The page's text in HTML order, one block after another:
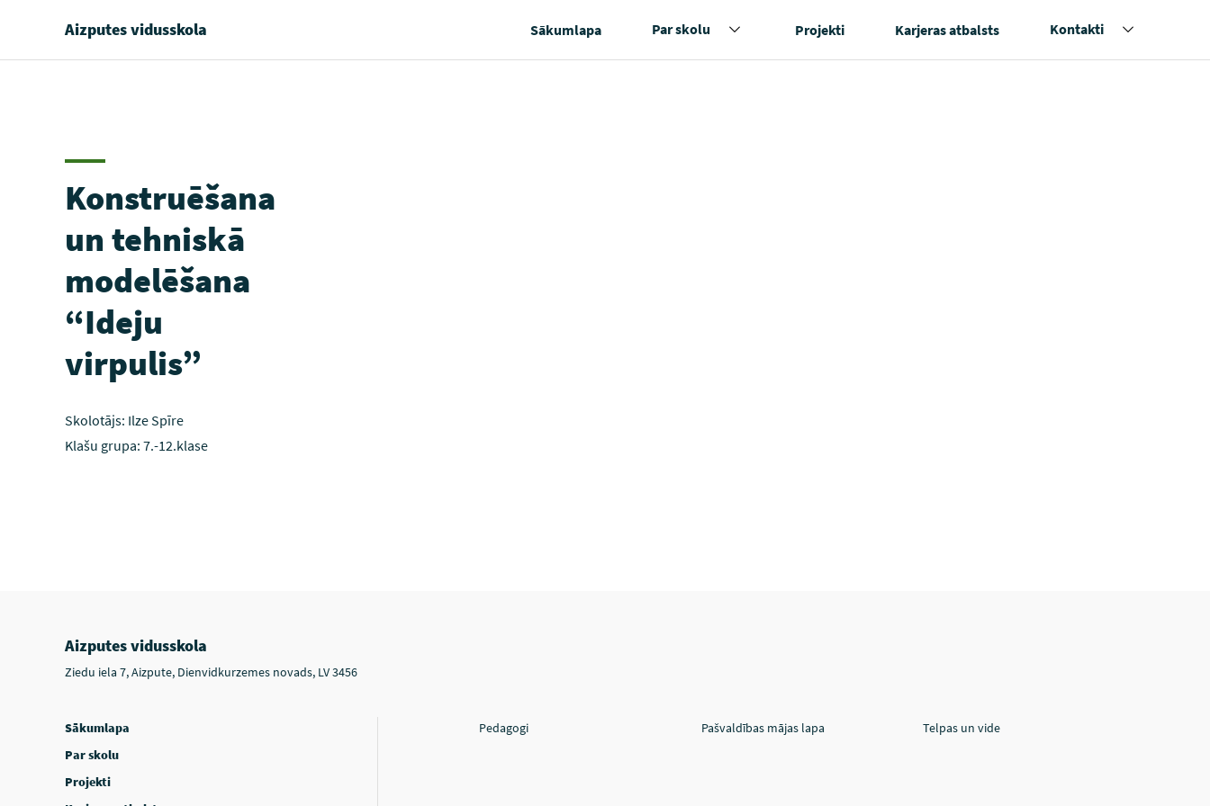
Aizputes vidusskola Sākumlapa Par skolu Projekti Karjeras atbalsts Kontakti
Konstruēšana
un tehniskā
modelēšana
“Ideju
virpulis”
Skolotājs: Ilze Spīre
Klašu grupa: 7.-12.klase
Aizputes vidusskola
Ziedu iela 7, Aizpute, Dienvidkurzemes novads, LV 3456
Sākumlapa
Par skolu
Projekti
Pedagogi Pašvaldības mājas lapa Telpas un vide